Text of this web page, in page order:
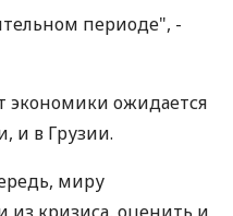
периоде", -
экономики ожидается
и в Грузии.
миру